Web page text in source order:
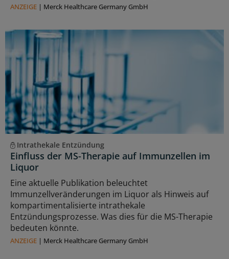
ANZEIGE | Merck Healthcare Germany GmbH
Intrathekale Entzündung
Einfluss der MS-Therapie auf Immunzellen im
Liquor
Eine aktuelle Publikation beleuchtet
Immunzellveränderungen im Liquor als Hinweis auf
kompartimentalisierte intrathekale
Entzündungsprozesse. Was dies für die MS-Therapie
bedeuten könnte.
ANZEIGE | Merck Healthcare Germany GmbH